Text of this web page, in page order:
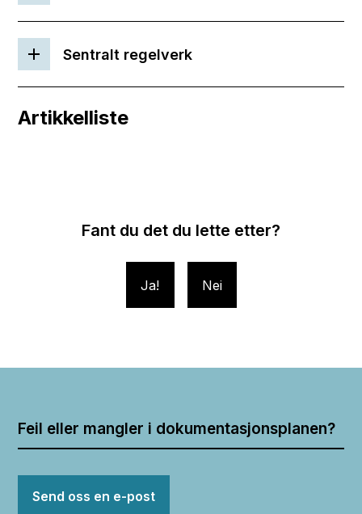
Sentralt regelverk
Artikkelliste
Fant du det du lette etter?
Ja Nei
Feil eller mangler i dokumentasjonsplanen?
Send oss en e-post